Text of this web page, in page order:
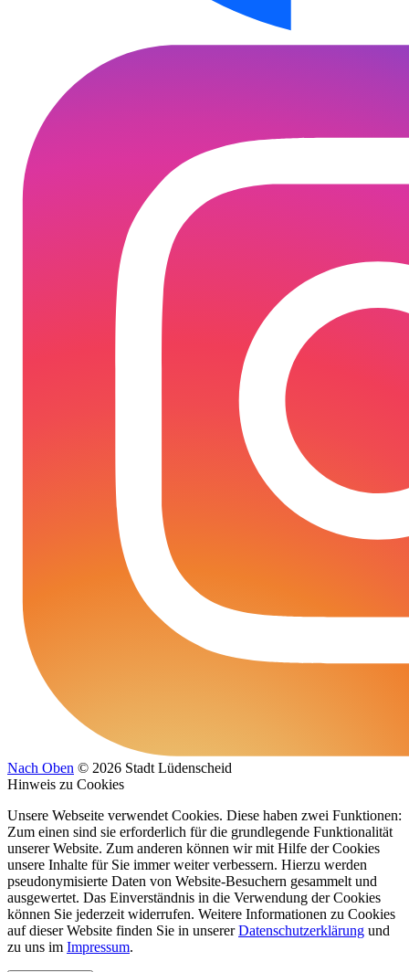
Nach Oben © 2026 Stadt Lüdenscheid
Hinweis zu Cookies
Unsere Webseite verwendet Cookies. Diese haben zwei Funktionen:
Zum einen sind sie erforderlich für die grundlegende Funktionalität
unserer Website. Zum anderen können wir mit Hilfe der Cookies
unsere Inhalte für Sie immer weiter verbessern. Hierzu werden
pseudonymisierte Daten von Website-Besuchern gesammelt und
ausgewertet. Das Einverständnis in die Verwendung der Cookies
können Sie jederzeit widerrufen. Weitere Informationen zu Cookies
auf dieser Website finden Sie in unsererDatenschutzerklärung und
zu uns im Impressum.